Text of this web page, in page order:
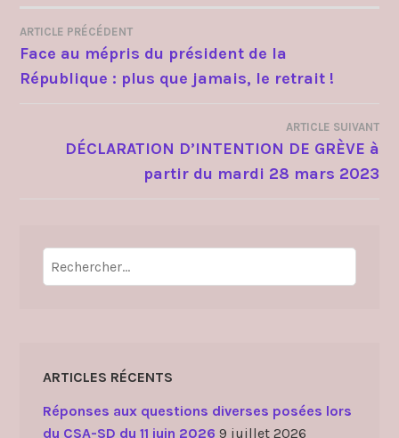
NAVIGATION
DE
ARTICLE PRÉCÉDENT
Face au mépris du président de la
République : plus que jamais, le retrait !
ARTICLE SUIVANT
DÉCLARATION D’INTENTION DE GRÈVE à
partir du mardi 28 mars 2023
Rechercher :
ARTICLES RÉCENTS
Réponses aux questions diverses posées lors
du CSA-SD du 11 juin 2026 9 juillet 2026